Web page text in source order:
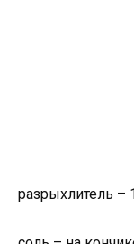
разрыхлитель –